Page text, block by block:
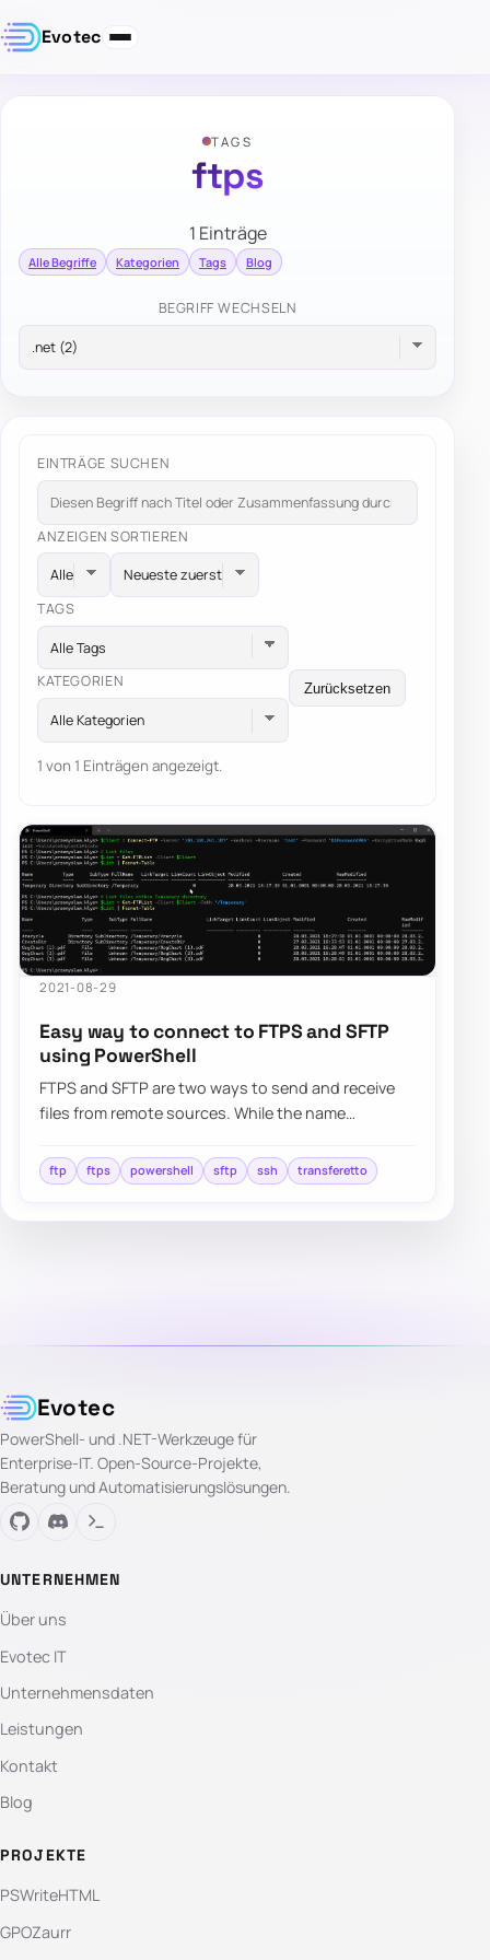
Evotec
TAGS
ftps
1 Einträge
Alle Begriffe Kategorien Tags Blog
BEGRIFF WECHSELN
EINTRÄGE SUCHEN
ANZEIGEN SORTIEREN
TAGS
Alle Tags
KATEGORIEN
Alle Kategorien
Zurücksetzen
1 von 1 Einträgen angezeigt.
2021-08-29
Easy way to connect to FTPS and SFTP
using PowerShell
FTPS and SFTP are two ways to send and receive
files from remote sources. While the name
differe…
ftp ftps powershell sftp ssh transferetto
Evotec
PowerShell- und .NET-Werkzeuge für
Enterprise-IT. Open-Source-Projekte,
Beratung und Automatisierungslösungen.
UNTERNEHMEN
Über uns
Evotec IT
Unternehmensdaten
Leistungen
Kontakt
Blog
PROJEKTE
PSWriteHTML
GPOZaurr